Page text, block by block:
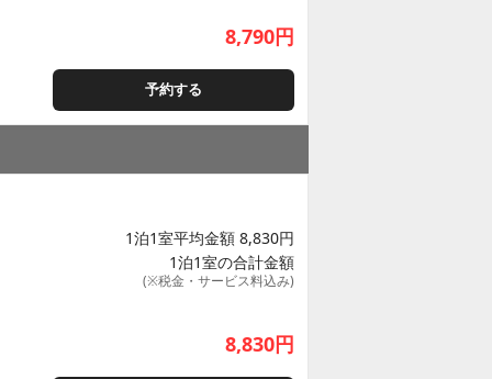
8,790円
予約する
1泊1室平均金額 8,830円
1泊1室の合計金額
(※税金・サービス料込み)
8,830円